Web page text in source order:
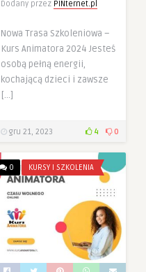
Dodany przez PINternet.pl
Nowa Trasa Szkoleniowa –
Kurs Animatora 2024 Jesteś
osobą pełną energii,
kochającą dzieci i zawsze
[…]
gru 21, 2023 4 0
0 KURSY I SZKOLENIA